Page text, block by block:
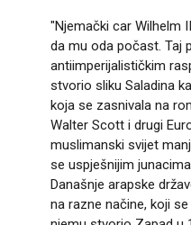
"Njemački car Wilhelm
da mu oda počast. Taj
antiimperijalističkim
stvorio sliku Saladina
koja se zasnivala na
Walter Scott i drugi
muslimanski svijet
se uspješnijim
Današnje arapske
na razne načine, koji